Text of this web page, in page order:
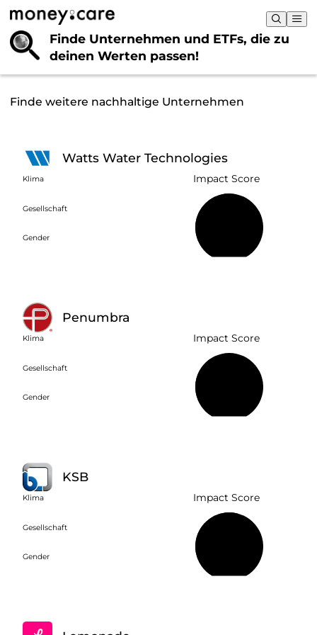
Finde Unternehmen und ETFs, die zu
deinen Werten passen!
Finde weitere nachhaltige Unternehmen
Watts Water Technologies
Klima
Gesellschaft
Gender
Impact Score
Penumbra
Klima
Gesellschaft
Gender
Impact Score
KSB
Klima
Gesellschaft
Gender
Impact Score